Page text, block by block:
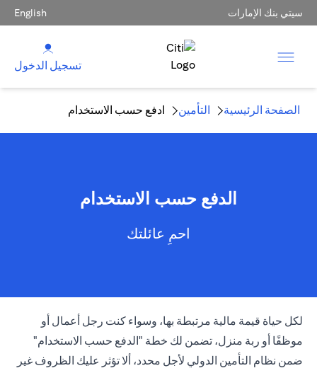
سيتي بنك الإمارات English
تسجيل الدخول
الصفحة الرئيسية التأمين ادفع حسب الاستخدام
الدفع حسب الاستخدام
احمِ عائلتك
لكل حياة قيمة مالية مرتبطة بها، وسواء كنت رجل أعمال أو
موظفًا أو ربة منزل، تضمن لك خطة "الدفع حسب الاستخدام"
ضمن نظام التأمين الدولي لأجل محدد، ألا تؤثر عليك الظروف غير